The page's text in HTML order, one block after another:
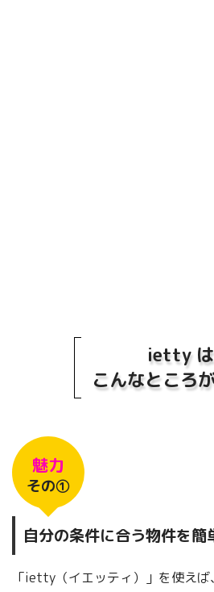
ietty は
こんなところ
魅力
その①
自分の条件に合う物件を簡
「ietty（イエッティ）」を使えば、